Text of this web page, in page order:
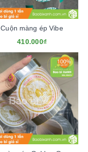
Cuộn màng ép Vibe
410.000₫